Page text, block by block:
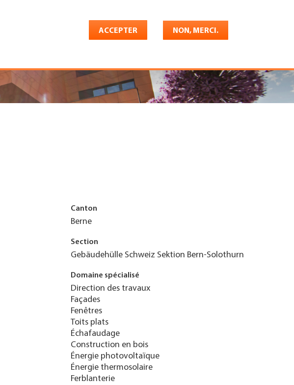
ACCEPTER NON, MERCI.
Shop Konto Français
Canton
Berne
Section
Gebäudehülle Schweiz Sektion Bern-Solothurn
Domaine spécialisé
Direction des travaux
Façades
Fenêtres
Toits plats
Échafaudage
Construction en bois
Énergie photovoltaïque
Énergie thermosolaire
Ferblanterie